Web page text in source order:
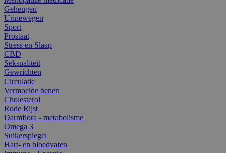
Geheugen
Urinewegen
Sport
Prostaat
Stress en Slaap
CBD
Seksualiteit
Gewrichten
Circulatie
Vermoeide benen
Cholesterol
Rode Rijst
Darmflora - metabolisme
Omega 3
Suikerspiegel
Hart- en bloedvaten